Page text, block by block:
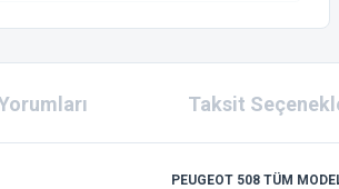
Taksit
PEUGEOT 508 TÜM